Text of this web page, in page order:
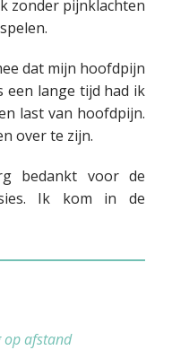
zonder pijnklachten
dat mijn hoofdpijn
een lange tijd had ik
last van hoofdpijn.
over te zijn.
bedankt voor de
Ik kom in de
op afstand